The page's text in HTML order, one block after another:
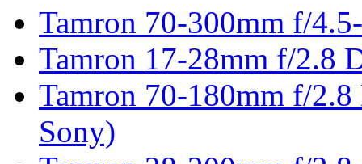
Tamron 70-300mm f/
Tamron 17-28mm f/2.8
Tamron 70-180mm f/
Sony)